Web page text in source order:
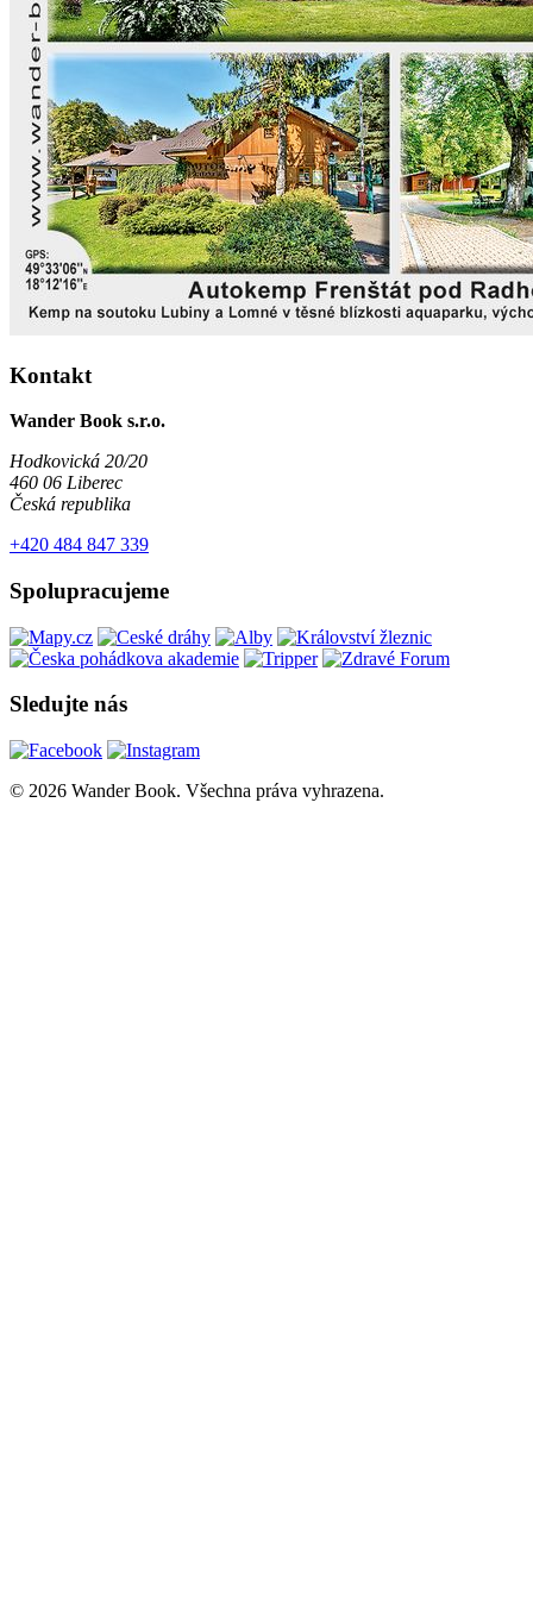
Kontakt
Wander Book s.r.o.
Hodkovická 20/20
460 06 Liberec
Česká republika
+420 484 847 339
Spolupracujeme
Sledujte nás
© 2026 Wander Book. Všechna práva vyhrazena.